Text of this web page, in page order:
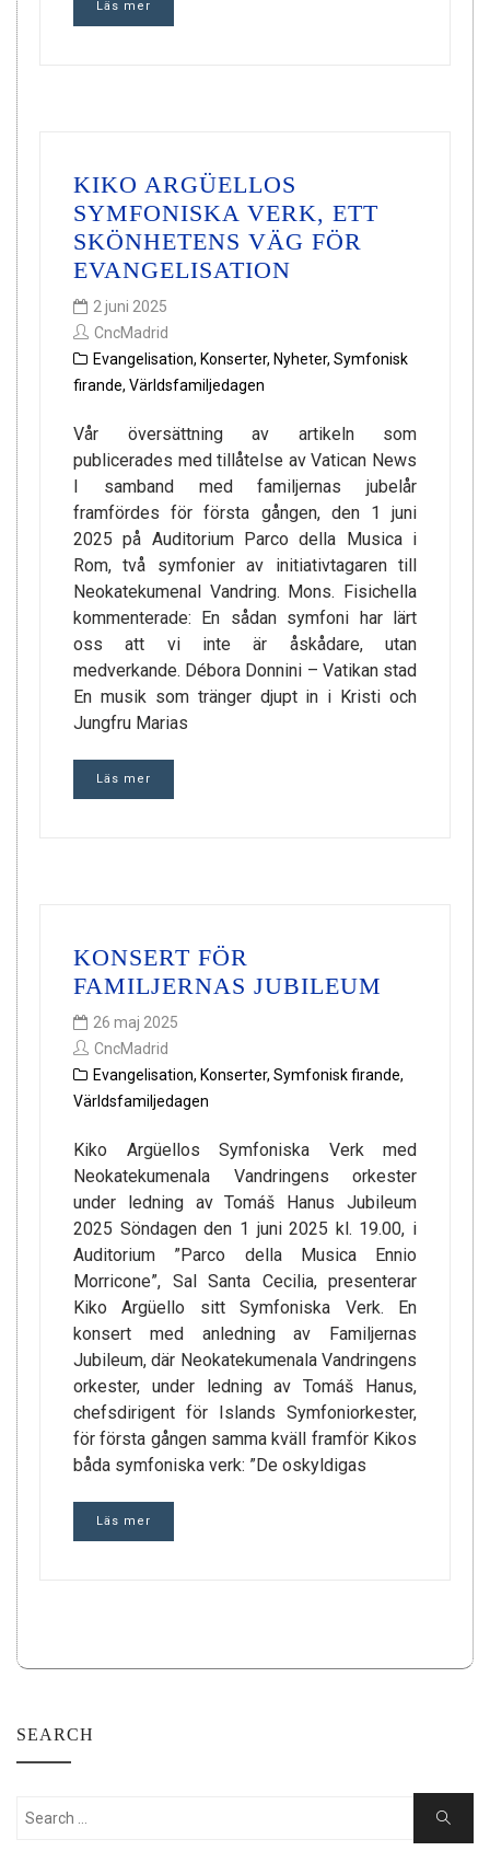
Läs mer
KIKO ARGÜELLOS
SYMFONISKA VERK, ETT
SKÖNHETENS VÄG FÖR
EVANGELISATION
2 juni 2025
CncMadrid
Evangelisation, Konserter, Nyheter, Symfonisk
firande, Världsfamiljedagen
Vår översättning av artikeln som
publicerades med tillåtelse av Vatican News
I samband med familjernas jubelår
framfördes för första gången, den 1 juni
2025 på Auditorium Parco della Musica i
Rom, två symfonier av initiativtagaren till
Neokatekumenal Vandring. Mons. Fisichella
kommenterade: En sådan symfoni har lärt
oss att vi inte är åskådare, utan
medverkande. Débora Donnini – Vatikan stad
En musik som tränger djupt in i Kristi och
Jungfru Marias
Läs mer
KONSERT FÖR
FAMILJERNAS JUBILEUM
26 maj 2025
CncMadrid
Evangelisation, Konserter, Symfonisk firande,
Världsfamiljedagen
Kiko Argüellos Symfoniska Verk med
Neokatekumenala Vandringens orkester
under ledning av Tomáš Hanus Jubileum
2025 Söndagen den 1 juni 2025 kl. 19.00, i
Auditorium ”Parco della Musica Ennio
Morricone”, Sal Santa Cecilia, presenterar
Kiko Argüello sitt Symfoniska Verk. En
konsert med anledning av Familjernas
Jubileum, där Neokatekumenala Vandringens
orkester, under ledning av Tomáš Hanus,
chefsdirigent för Islands Symfoniorkester,
för första gången samma kväll framför Kikos
båda symfoniska verk: ”De oskyldigas
Läs mer
SEARCH
Search
Search